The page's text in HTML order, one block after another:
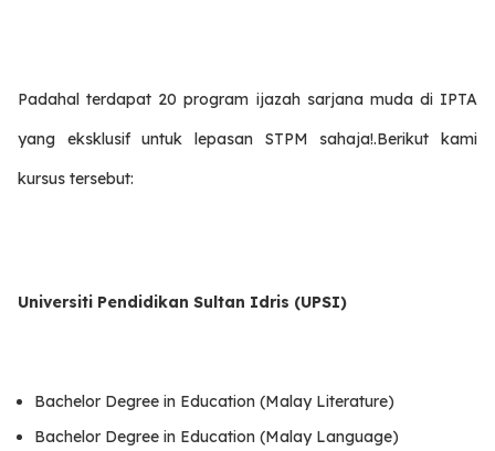
Padahal terdapat 20 program ijazah sarjana muda di IPTA
yang eksklusif untuk lepasan STPM sahaja!.Berikut kami
kursus tersebut:
Universiti Pendidikan Sultan Idris (UPSI)
Bachelor Degree in Education (Malay Literature)
Bachelor Degree in Education (Malay Language)